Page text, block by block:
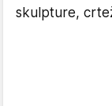
skulpture,